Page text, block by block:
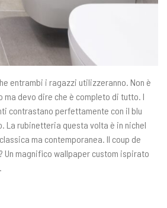
entrambi i ragazzi utilizzeranno. Non è
ma devo dire che è completo di tutto. I
contrastano perfettamente con il blu
La rubinetteria questa volta è in nichel
ma contemporanea. Il coup de
Un magnifico wallpaper custom ispirato